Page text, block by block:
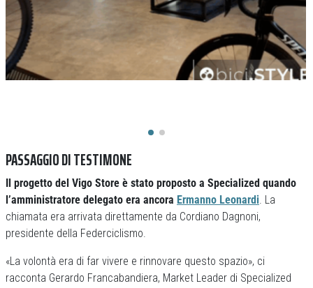
PASSAGGIO DI TESTIMONE
Il progetto del Vigo Store è stato proposto a Specialized quando
l’amministratore delegato era ancora Ermanno Leonardi. La
chiamata era arrivata direttamente da Cordiano Dagnoni,
presidente della Federciclismo.
«La volontà era di far vivere e rinnovare questo spazio», ci
racconta Gerardo Francabandiera, Market Leader di Specialized